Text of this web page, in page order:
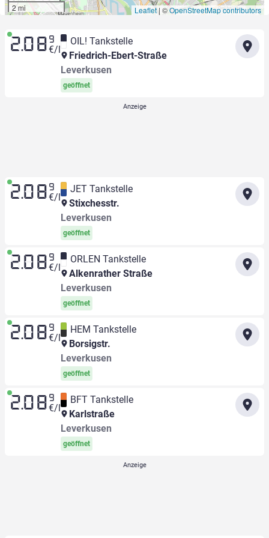
2 mi
Leaflet | ©OpenStreetMap contributors
2.08 9
€/l
OIL! Tankstelle
Friedrich-Ebert-Straße
Leverkusen
geöffnet
2.08 9
€/l
JET Tankstelle
Stixchesstr.
Leverkusen
geöffnet
2.08 9
€/l
ORLEN Tankstelle
Alkenrather Straße
Leverkusen
geöffnet
2.08 9
€/l
HEM Tankstelle
Borsigstr.
Leverkusen
geöffnet
2.08 9
€/l
BFT Tankstelle
Karlstraße
Leverkusen
geöffnet